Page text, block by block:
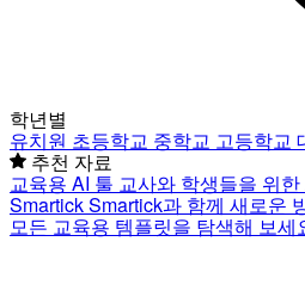
학년별
유치원 초등학교 중학교 고등학교
추천 자료
교육용 AI 툴 교사와 학생들을 위
SmartickSmartick과 함께 새로운
모든 교육용 템플릿을 탐색해 보세